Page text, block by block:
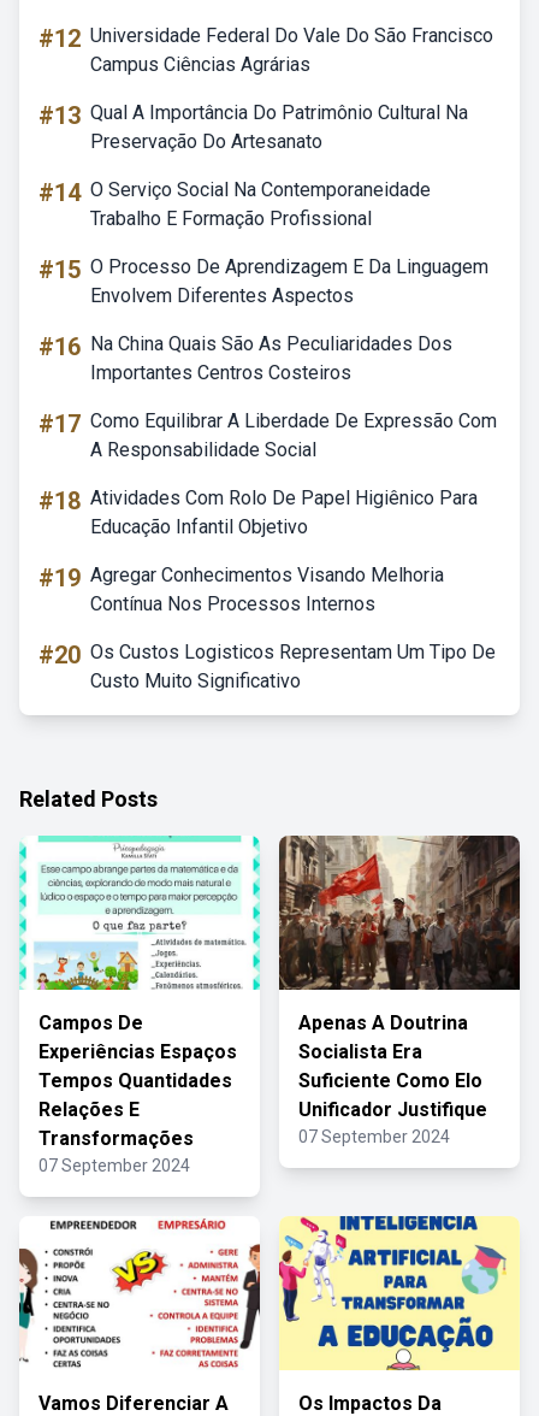
#12 Universidade Federal Do Vale Do São Francisco
Campus Ciências Agrárias
#13 Qual A Importância Do Patrimônio Cultural Na
Preservação Do Artesanato
#14 O Serviço Social Na Contemporaneidade
Trabalho E Formação Profissional
#15 O Processo De Aprendizagem E Da Linguagem
Envolvem Diferentes Aspectos
#16 Na China Quais São As Peculiaridades Dos
Importantes Centros Costeiros
#17 Como Equilibrar A Liberdade De Expressão Com
A Responsabilidade Social
#18 Atividades Com Rolo De Papel Higiênico Para
Educação Infantil Objetivo
#19 Agregar Conhecimentos Visando Melhoria
Contínua Nos Processos Internos
#20 Os Custos Logisticos Representam Um Tipo De
Custo Muito Significativo
Related Posts
Campos De
Experiências Espaços
Tempos Quantidades
Relações E
Transformações
07 September 2024
Apenas A Doutrina
Socialista Era
Suficiente Como Elo
Unificador Justifique
07 September 2024
Vamos Diferenciar A Os Impactos Da